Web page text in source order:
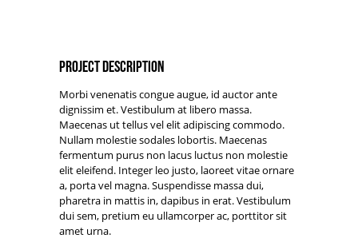
Project Description
Morbi venenatis congue augue, id auctor ante
dignissim et. Vestibulum at libero massa.
Maecenas ut tellus vel elit adipiscing commodo.
Nullam molestie sodales lobortis. Maecenas
fermentum purus non lacus luctus non molestie
elit eleifend. Integer leo justo, laoreet vitae ornare
a, porta vel magna. Suspendisse massa dui,
pharetra in mattis in, dapibus in erat. Vestibulum
dui sem, pretium eu ullamcorper ac, porttitor sit
amet urna.